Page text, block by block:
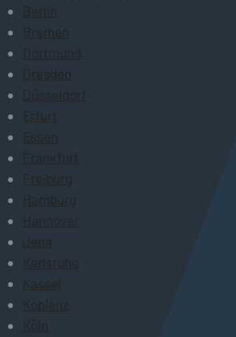
Berlin
Bremen
Dortmund
Dresden
Düsseldorf
Erfurt
Essen
Frankfurt
Freiburg
Hamburg
Hannover
Jena
Karlsruhe
Kassel
Koblenz
Köln